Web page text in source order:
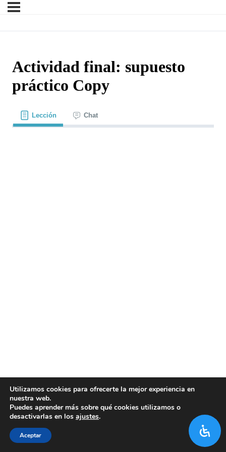
Actividad final: supuesto
práctico Copy
Lección Chat
Utilizamos cookies para ofrecerte la mejor experiencia en
nuestra web.
Puedes aprender más sobre qué cookies utilizamos o
desactivarlas en los ajustes.
Aceptar